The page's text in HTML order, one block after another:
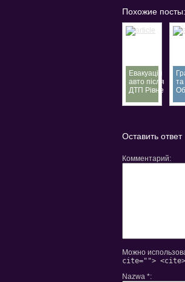
Похожие посты:
Евакуація
авто після
ДТП Рівне
терміновий
та
Оставить ответ
Комментарий
Можно
cite=""> <cite>
Nazwa *